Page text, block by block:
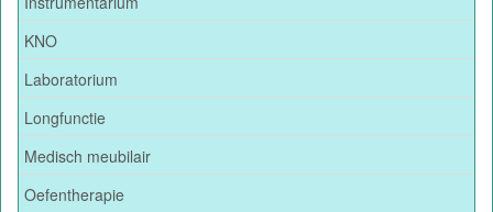
KNO
Laboratorium
Longfunctie
Medisch meubilair
Oefentherapie